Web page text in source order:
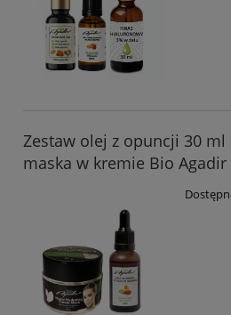
Zestaw olej z opuncji 30 ml
maska w kremie Bio Agadir